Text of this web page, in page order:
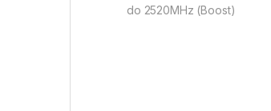
do 2520MHz (Boost)